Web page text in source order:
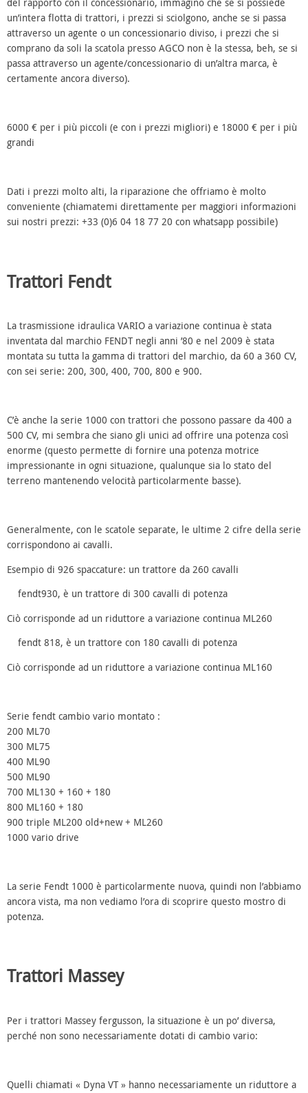
del rapporto con il concessionario, immagino che se si possiede
un’intera flotta di trattori, i prezzi si sciolgono, anche se si passa
attraverso un agente o un concessionario diviso, i prezzi che si
comprano da soli la scatola presso AGCO non è la stessa, beh, se si
passa attraverso un agente/concessionario di un’altra marca, è
certamente ancora diverso).
6000 € per i più piccoli (e con i prezzi migliori) e 18000 € per i più
grandi
Dati i prezzi molto alti, la riparazione che offriamo è molto
conveniente (chiamatemi direttamente per maggiori informazioni
sui nostri prezzi: +33 (0)6 04 18 77 20 con whatsapp possibile)
Trattori Fendt
La trasmissione idraulica VARIO a variazione continua è stata
inventata dal marchio FENDT negli anni ’80 e nel 2009 è stata
montata su tutta la gamma di trattori del marchio, da 60 a 360 CV,
con sei serie: 200, 300, 400, 700, 800 e 900.
C’è anche la serie 1000 con trattori che possono passare da 400 a
500 CV, mi sembra che siano gli unici ad offrire una potenza così
enorme (questo permette di fornire una potenza motrice
impressionante in ogni situazione, qualunque sia lo stato del
terreno mantenendo velocità particolarmente basse).
Generalmente, con le scatole separate, le ultime 2 cifre della serie
corrispondono ai cavalli.
Esempio di 926 spaccature: un trattore da 260 cavalli
fendt930, è un trattore di 300 cavalli di potenza
Ciò corrisponde ad un riduttore a variazione continua ML260
fendt 818, è un trattore con 180 cavalli di potenza
Ciò corrisponde ad un riduttore a variazione continua ML160
Serie fendt cambio vario montato :
200 ML70
300 ML75
400 ML90
500 ML90
700 ML130 + 160 + 180
800 ML160 + 180
900 triple ML200 old+new + ML260
1000 vario drive
La serie Fendt 1000 è particolarmente nuova, quindi non l’abbiamo
ancora vista, ma non vediamo l’ora di scoprire questo mostro di
potenza.
Trattori Massey
Per i trattori Massey fergusson, la situazione è un po’ diversa,
perché non sono necessariamente dotati di cambio vario:
Quelli chiamati « Dyna VT » hanno necessariamente un riduttore a